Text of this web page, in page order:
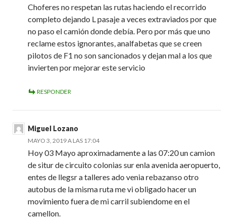
Choferes no respetan las rutas haciendo el recorrido
completo dejando L pasaje a veces extraviados por que
no paso el camión donde debía. Pero por más que uno
reclame estos ignorantes, analfabetas que se creen
pilotos de F1 no son sancionados y dejan mal a los que
invierten por mejorar este servicio
RESPONDER
Miguel Lozano
MAYO 3, 2019 A LAS 17:04
Hoy 03 Mayo aproximadamente a las 07:20 un camion
de situr de circuito colonias sur enla avenida aeropuerto,
entes de llegsr a talleres ado venia rebazanso otro
autobus de la misma ruta me vi obligado hacer un
movimiento fuera de mi carril subiendome en el
camellon.